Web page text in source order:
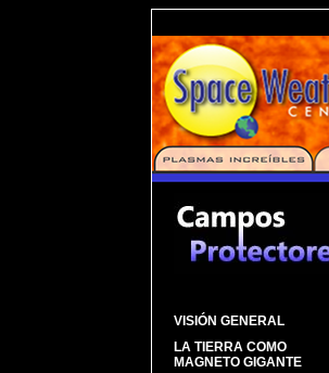
VISIÓN GENERAL
LA TIERRA COMO
MAGNETO GIGANTE